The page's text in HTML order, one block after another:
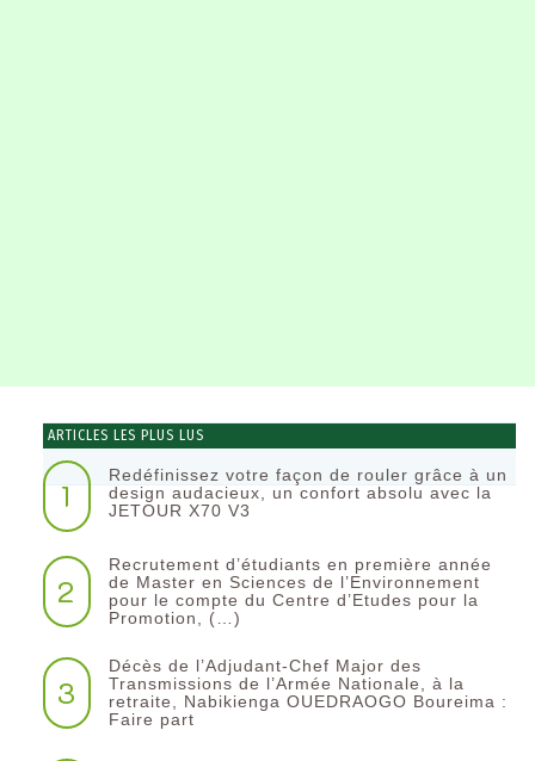
ARTICLES LES PLUS LUS
1
Redéfinissez votre façon de rouler grâce à un
design audacieux, un confort absolu avec la
JETOUR X70 V3
2
Recrutement d’étudiants en première année
de Master en Sciences de l’Environnement
pour le compte du Centre d’Etudes pour la
Promotion, (…)
3
Décès de l’Adjudant-Chef Major des
Transmissions de l’Armée Nationale, à la
retraite, Nabikienga OUEDRAOGO Boureima :
Faire part